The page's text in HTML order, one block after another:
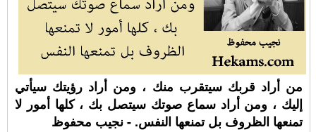
من أراد قربك سيتقرب منك ، ومن أراد رؤيتك سيأتي
إليك ، ومن أراد سماع صوتك سيتصل بك ، كلها أمور لا
تمنعها الظروف بل تمنعها النفس. - نجيب محفوظ